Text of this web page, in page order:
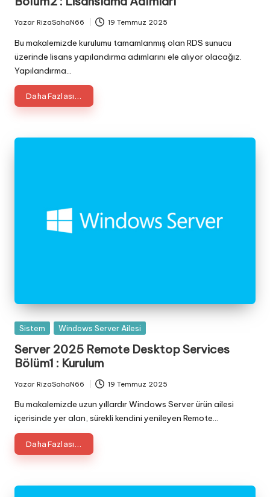
Posted
by
Yazar RizaSahaN66 19 Temmuz 2025
Bu makalemizde kurulumu tamamlanmış olan RDS sunucu
üzerinde lisans yapılandırma adımlarını ele alıyor olacağız.
Yapılandırma…
Daha Fazlası...
Posted
Sistem Windows Server Ailesi
Server 2025 Remote Desktop Services
Bölüm1 : Kurulum
Posted
by
Yazar RizaSahaN66 19 Temmuz 2025
Bu makalemizde uzun yıllardır Windows Server ürün ailesi
içerisinde yer alan, sürekli kendini yenileyen Remote…
Daha Fazlası...